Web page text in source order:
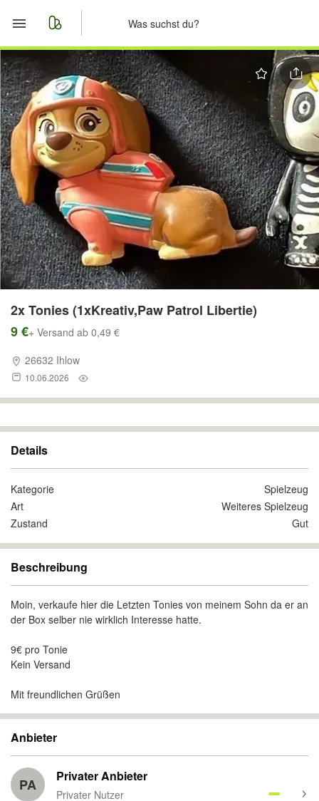
Start
Merkliste
Nachrichten
Anzeige aufgeben
2x Tonies (1xKreativ,Paw Patrol Libertie)
9 €+ Versand ab 0,49 €
26632 Ihlow
10.06.2026
Details
Kategorie
Spielzeug
Art
Weiteres Spielzeug
Zustand
Gut
Beschreibung
Moin, verkaufe hier die Letzten Tonies von meinem Sohn da er an
der Box selber nie wirklich Interesse hatte.
9€ pro Tonie
Kein Versand
Mit freundlichen Grüßen
Anbieter
PA Privater Anbieter
Privater Nutzer